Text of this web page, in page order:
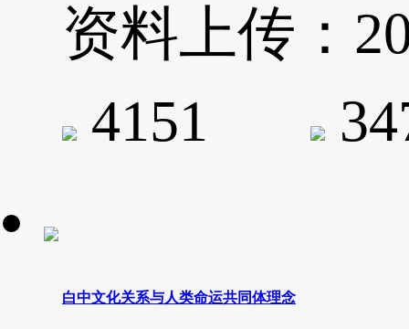
资料上传：
4151
白中文化关系与人类命运共同体理念